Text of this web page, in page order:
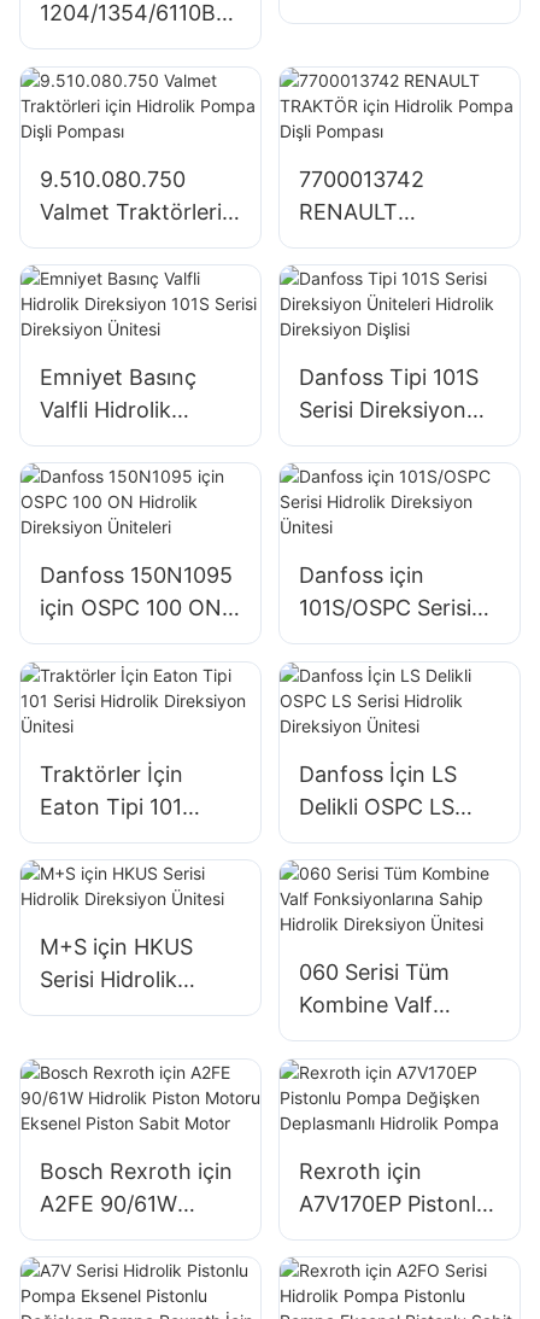
1204/1354/6110B
için Dişli Pompa
Büyük Tandem
Hidrolik Pompa
SJ21032
RE72058 Hidrolik
Pompası
9.510.080.750
Valmet Traktörleri
için Hidrolik Pompa
Dişli Pompası
7700013742
RENAULT
TRAKTÖR için
Hidrolik Pompa Dişli
Pompası
Emniyet Basınç
Valfli Hidrolik
Direksiyon 101S
Serisi Direksiyon
Ünitesi
Danfoss Tipi 101S
Serisi Direksiyon
Üniteleri Hidrolik
Direksiyon Dişlisi
Danfoss 150N1095
için OSPC 100 ON
Hidrolik Direksiyon
Üniteleri
Danfoss için
101S/OSPC Serisi
Hidrolik Direksiyon
Ünitesi
Traktörler İçin
Eaton Tipi 101
Serisi Hidrolik
Direksiyon Ünitesi
Danfoss İçin LS
Delikli OSPC LS
Serisi Hidrolik
Direksiyon Ünitesi
M+S için HKUS
Serisi Hidrolik
Direksiyon Ünitesi
060 Serisi Tüm
Kombine Valf
Fonksiyonlarına
Sahip Hidrolik
Direksiyon Ünitesi
Bosch Rexroth için
A2FE 90/61W
Hidrolik Piston
Motoru Eksenel
Piston Sabit Motor
Rexroth için
A7V170EP Pistonlu
Pompa Değişken
Deplasmanlı
Hidrolik Pompa